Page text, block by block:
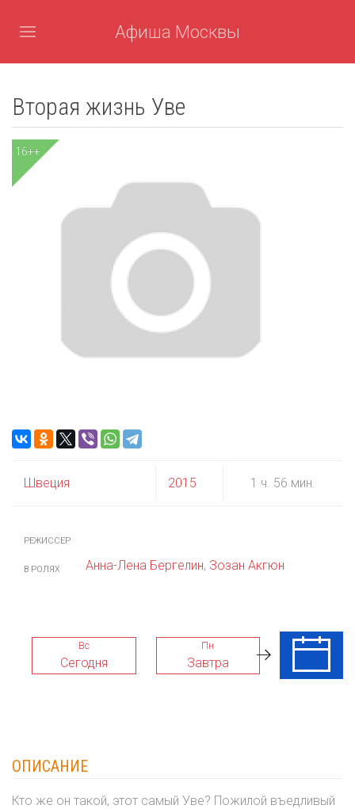
Афиша Москвы
Вторая жизнь Уве
16++
Швеция 2015 1 ч. 56 мин.
РЕЖИССЕР
В РОЛЯХ Анна-Лена Бергелин, Зозан Акгюн
Вс
Сегодня
Пн
Завтра
Вт
ОПИСАНИЕ
Кто же он такой, этот самый Уве? Пожилой въедливый